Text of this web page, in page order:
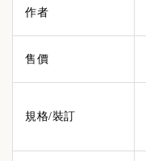
作者
售價
規格/裝訂